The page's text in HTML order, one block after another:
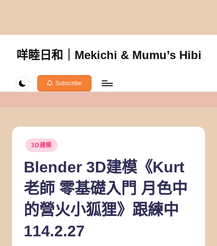
咩睦日和｜Mekichi & Mumu’s Hibi
diem!
Subscribe
Posted
in
3D建模
Blender 3D建模《Kurt
老師 零基礎入門 月色中
的營火小狐狸》跟練中
114.2.27